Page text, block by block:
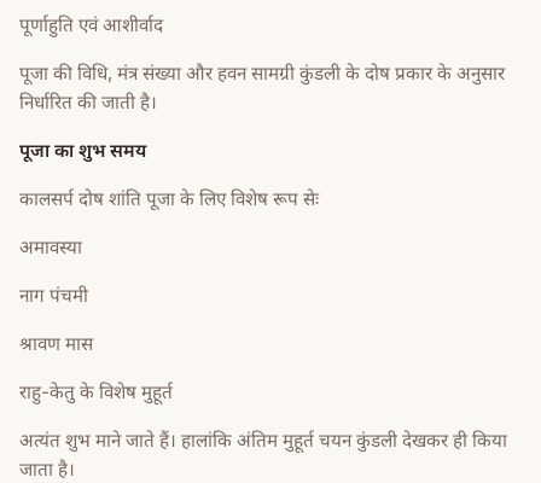
पूर्णाहुति एवं आशीर्वाद
पूजा की विधि, मंत्र संख्या और हवन सामग्री कुंडली के दोष प्रकार के अनुसार
निर्धारित की जाती है।
पूजा का शुभ समय
कालसर्प दोष शांति पूजा के लिए विशेष रूप सेः
अमावस्या
नाग पंचमी
श्रावण मास
राहु-केतु के विशेष मुहूर्त
अत्यंत शुभ माने जाते हैं। हालांकि अंतिम मुहूर्त चयन कुंडली देखकर ही किया
जाता है।